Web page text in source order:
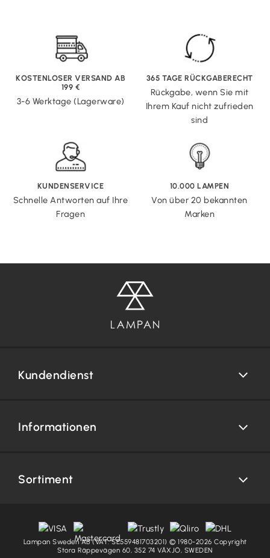
KOSTENLOSER VERSAND AB
199 €
3-6 Werktage (Lagerware)
365 TAGE RÜCKGABERECHT
Rückgabe, wenn Sie mit
Ihrem Kauf nicht zufrieden
sind
KUNDENSERVICE
Schnelle Antworten auf Ihre
Fragen
10.000 LAMPEN
Von über 20 bekannten
Marken
Kundendienst
Informationen
Sortiment
Lampan Sweden AB (VAT: SE559481703201) © 1980-2026 Copyright
Stora Räppevägen 60, 352 74 VÄXJÖ, SWEDEN